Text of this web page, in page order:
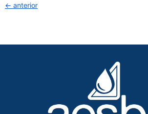
← anterior